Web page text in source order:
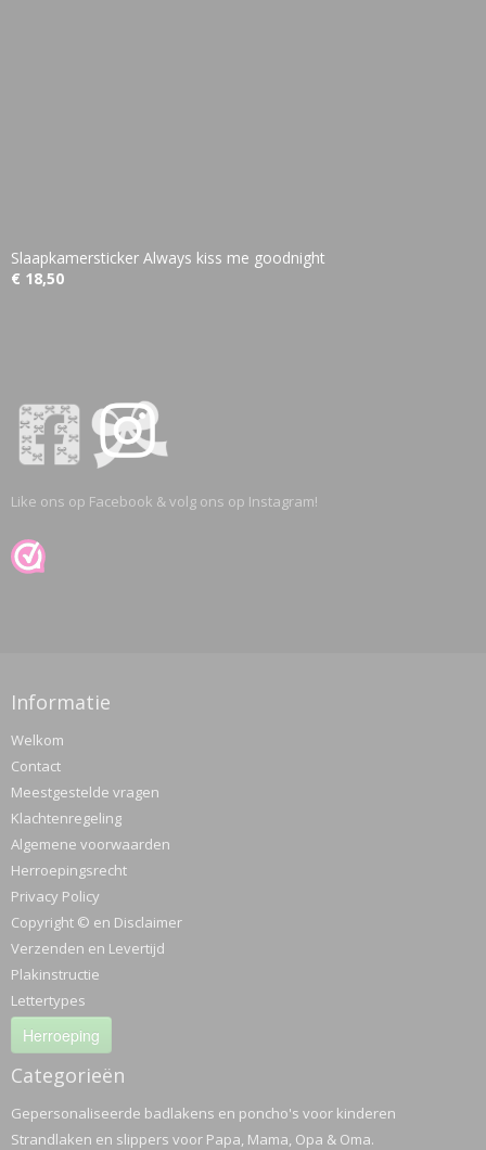
Slaapkamersticker Always kiss me goodnight
€ 18,50
Like ons op Facebook & volg ons op Instagram!
Informatie
Welkom
Contact
Meestgestelde vragen
Klachtenregeling
Algemene voorwaarden
Herroepingsrecht
Privacy Policy
Copyright © en Disclaimer
Verzenden en Levertijd
Plakinstructie
Lettertypes
Herroeping
Categorieën
Gepersonaliseerde badlakens en poncho's voor kinderen
Strandlaken en slippers voor Papa, Mama, Opa & Oma.